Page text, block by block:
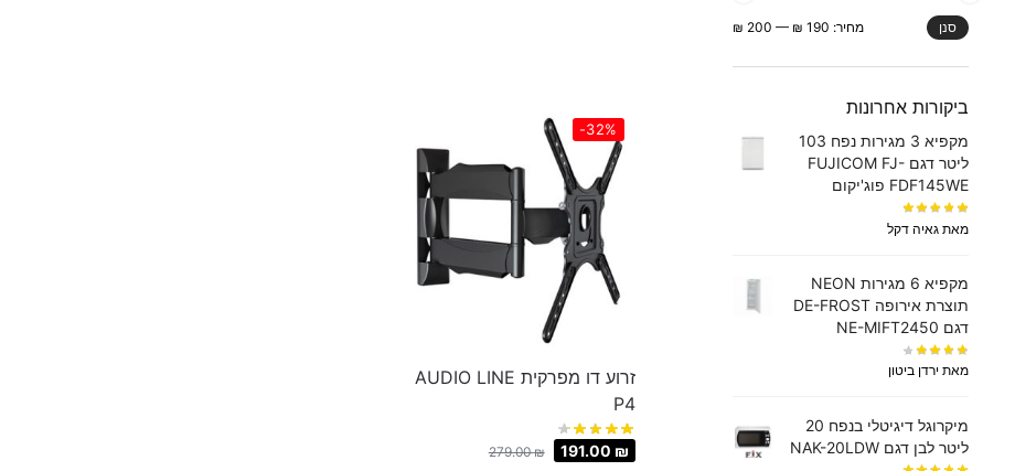
-32%
זרוע דו מפרקית AUDIO LINE
P4
279.00₪ 191.00 ₪
סנן מחיר: 190 ₪
—
200 ₪
ביקורות אחרונות
מקפיא 3 מגירות נפח 103
ליטר דגם FUJICOM FJ-
FDF145WE פוג'יקום
מאת גאיה דקל
מקפיא 6 מגירות NEON
תוצרת אירופה DE-FROST
דגם NE-MIFT2450
מאת ירדן ביטון
מיקרוגל דיגיטלי בנפח 20
ליטר לבן דגם NAK-20LDW